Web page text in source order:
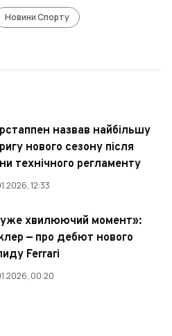
Новини Спорту
назвав найбільшу
нового сезону після
технічного регламенту
12:33
хвилюючий момент»:
— про дебют нового
Ferrari
00:20